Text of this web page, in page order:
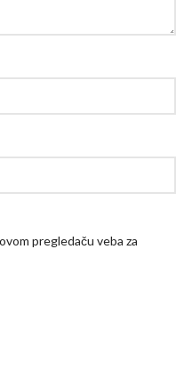
pregledaču veba za